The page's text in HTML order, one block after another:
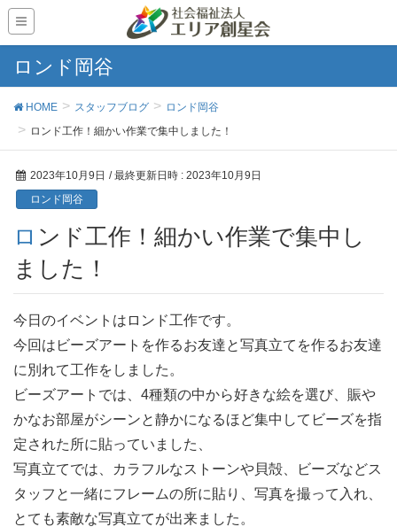
ロンド岡谷
HOME スタッフブログ
ロンド岡谷
ロンド工作！細かい作業で集中しました！
2023年10月9日 / 最終更新日時 : 2023年10月9日
ロンド岡谷
ロンド工作！細かい作業で集中し
ました！
今日のイベントはロンド工作です。
今回はビーズアートを作るお友達と写真立てを作るお友達
に別れて工作をしました。
ビーズアートでは、4種類の中から好きな絵を選び、賑や
かなお部屋がシーンと静かになるほど集中してビーズを指
定された所に貼っていました、
写真立てでは、カラフルなストーンや貝殻、ビーズなどス
タッフと一緒にフレームの所に貼り、写真を撮って入れ、
とても素敵な写真立てが出来ました。